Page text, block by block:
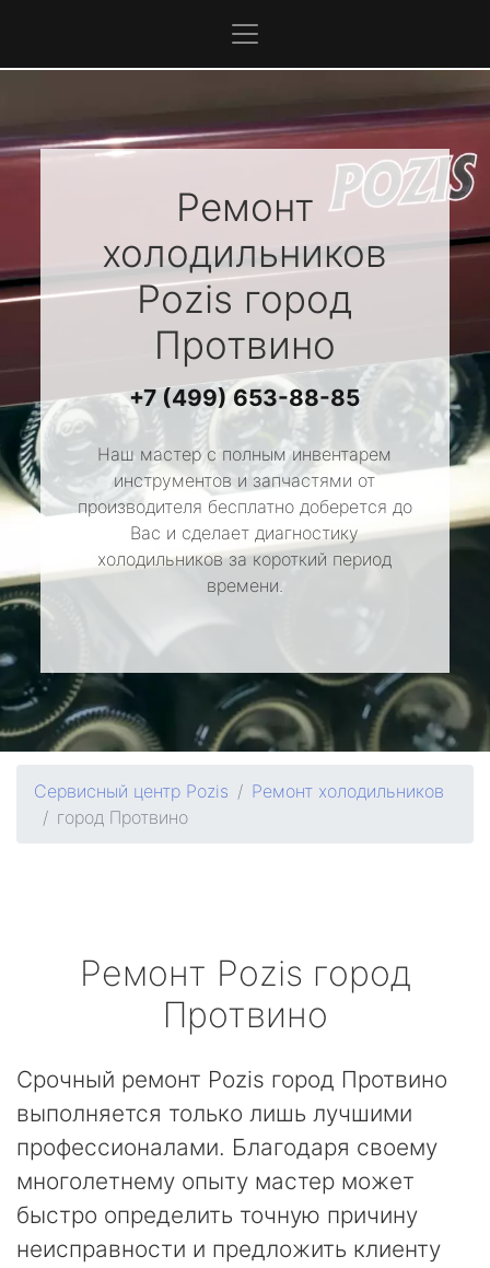
Ремонт
холодильников
Pozis город
Протвино
+7 (499) 653-88-85
Наш мастер с полным инвентарем
инструментов и запчастями от
производителя бесплатно доберется до
Вас и сделает диагностику
холодильников за короткий период
времени.
Сервисный центр Pozis
Ремонт холодильников
город Протвино
Ремонт Pozis город
Протвино
Срочный ремонт Pozis город Протвино
выполняется только лишь лучшими
профессионалами. Благодаря своему
многолетнему опыту мастер может
быстро определить точную причину
неисправности и предложить клиенту